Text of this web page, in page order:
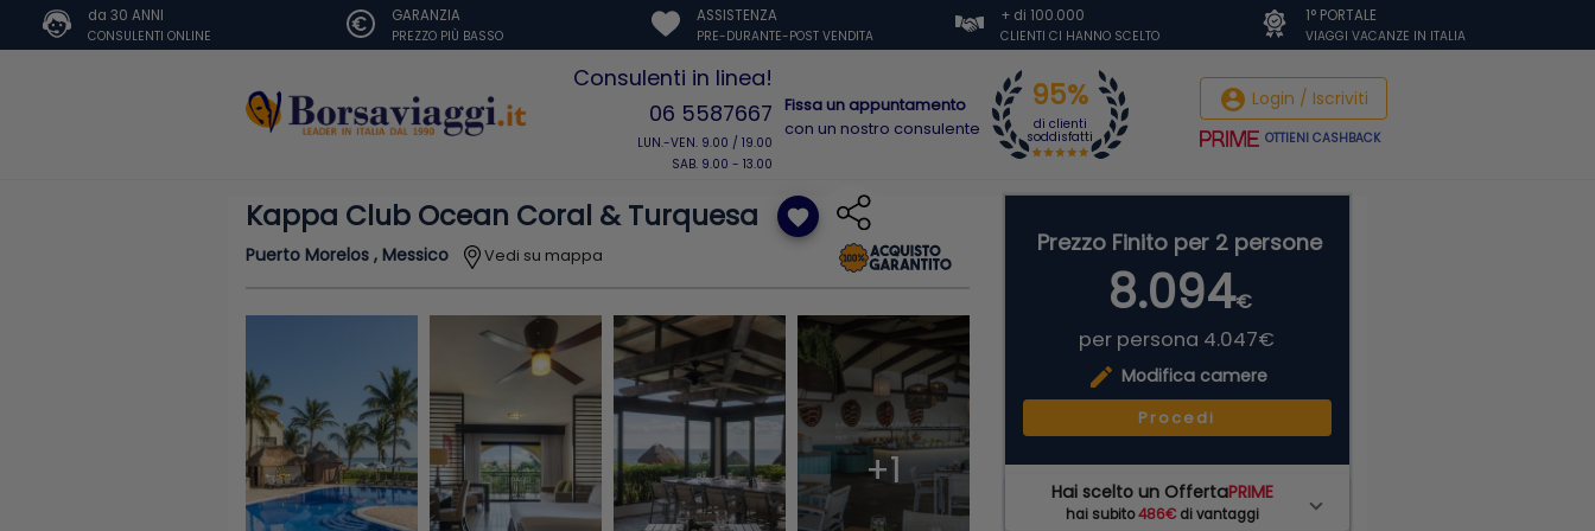
da 30 ANNI
CONSULENTI ONLINE
GARANZIA
PREZZO PIÙ BASSO
ASSISTENZA
PRE-DURANTE-POST VENDITA
+ di 100.000
CLIENTI CI HANNO SCELTO
1° PORTALE
VIAGGI VACANZE IN ITALIA
Consulenti in linea!
06 5587667
LUN.-VEN. 9.00 / 19.00
SAB. 9.00 - 13.00
Fissa un appuntamento
con un nostro consulente
account_circle Login / Iscriviti
OTTIENI CASHBACK
95%
di clienti
soddisfatti
Kappa Club Ocean Coral & Turquesa favorite
Puerto Morelos , Messico Vedi su mappa
+1
Prezzo Finito per 2 persone
8.094€
per persona 4.047€
edit Modifica camere
Procedi
Hai scelto un OffertaPRIME
hai subito486€ di vantaggi